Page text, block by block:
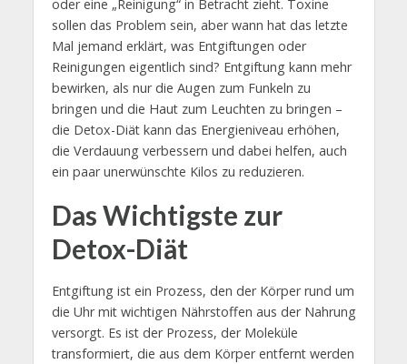
oder eine „Reinigung“ in Betracht zieht. Toxine
sollen das Problem sein, aber wann hat das letzte
Mal jemand erklärt, was Entgiftungen oder
Reinigungen eigentlich sind? Entgiftung kann mehr
bewirken, als nur die Augen zum Funkeln zu
bringen und die Haut zum Leuchten zu bringen –
die Detox-Diät kann das Energieniveau erhöhen,
die Verdauung verbessern und dabei helfen, auch
ein paar unerwünschte Kilos zu reduzieren.
Das Wichtigste zur
Detox-Diät
Entgiftung ist ein Prozess, den der Körper rund um
die Uhr mit wichtigen Nährstoffen aus der Nahrung
versorgt. Es ist der Prozess, der Moleküle
transformiert, die aus dem Körper entfernt werden